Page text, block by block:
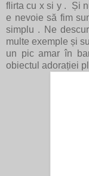
flirta cu x si y . Și
e nevoie să fim
simplu . Ne
multe exemple și
un pic amar în
obiectul adorației